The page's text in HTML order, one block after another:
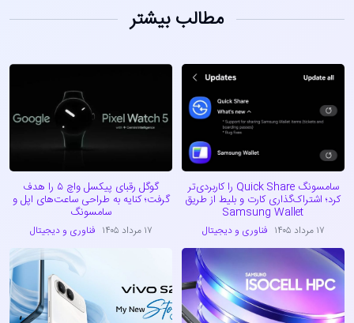
مطالب بیشتر
سامسونگ Quick Share را کاربردی‌تر
کرد؛ اشتراک‌گذاری کارت و بلیط از طریق
Samsung Wallet
۱۷ مرداد ۱۴۰۵ فناوری و دیجیتال
گوگل رقبای پیکسل واچ ۵ را هدف
گرفت؛ کنایه به طراحی ساعت‌های اپل و
سامسونگ
۱۷ مرداد ۱۴۰۵ فناوری و دیجیتال